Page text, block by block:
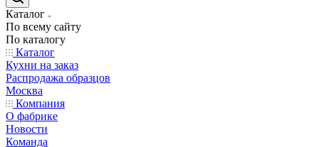
Каталог
По всему сайту
По каталогу
Каталог
Кухни на заказ
Распродажа образцов
Москва
Компания
О фабрике
Новости
Команда